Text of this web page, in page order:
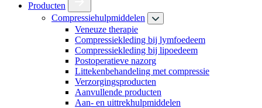
Producten
Compressiehulpmiddelen
Veneuze therapie
Compressiekleding bij lymfoedeem
Compressiekleding bij lipoedeem
Postoperatieve nazorg
Littekenbehandeling met compressie
Verzorgingsproducten
Aanvullende producten
Aan- en uittrekhulpmiddelen